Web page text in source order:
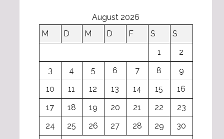
August 2026
M
D M D F S
S
1
2
3
4 5 6 7 8
9
10
11 12 13 14 15
16
17
18 19 20 21 22
23
24
25 26 27 28 29
30